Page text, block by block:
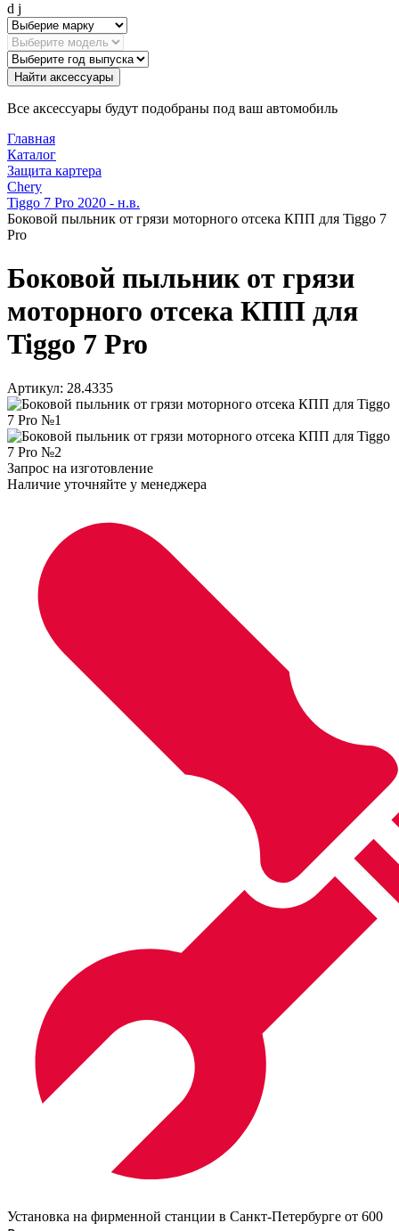
d j
Найти аксессуары
Все аксессуары будут подобраны под ваш автомобиль
Главная
Каталог
Защита картера
Chery
Tiggo 7 Pro 2020 - н.в.
Боковой пыльник от грязи моторного отсека КПП для Tiggo 7
Pro
Боковой пыльник от грязи
моторного отсека КПП для
Tiggo 7 Pro
Артикул: 28.4335
Запрос на изготовление
Наличие уточняйте у менеджера
Установка на фирменной станции в Санкт-Петербурге от 600